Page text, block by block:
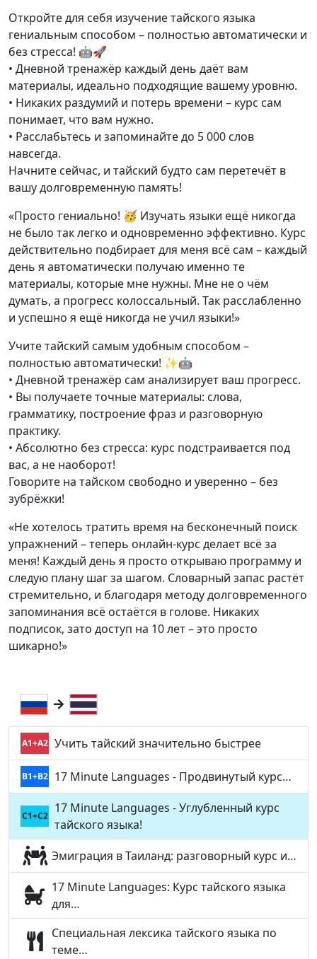
Откройте для себя изучение тайского языка
гениальным способом – полностью автоматически и
без стресса! 🤖🚀
• Дневной тренажёр каждый день даёт вам
материалы, идеально подходящие вашему уровню.
• Никаких раздумий и потерь времени – курс сам
понимает, что вам нужно.
• Расслабьтесь и запоминайте до 5 000 слов
навсегда.
Начните сейчас, и тайский будто сам перетечёт в
вашу долговременную память!
«Просто гениально! 🥳 Изучать языки ещё никогда
не было так легко и одновременно эффективно. Курс
действительно подбирает для меня всё сам – каждый
день я автоматически получаю именно те
материалы, которые мне нужны. Мне не о чём
думать, а прогресс колоссальный. Так расслабленно
и успешно я ещё никогда не учил языки!»
Учите тайский самым удобным способом –
полностью автоматически! ✨🤖
• Дневной тренажёр сам анализирует ваш прогресс.
• Вы получаете точные материалы: слова,
грамматику, построение фраз и разговорную
практику.
• Абсолютно без стресса: курс подстраивается под
вас, а не наоборот!
Говорите на тайском свободно и уверенно – без
зубрёжки!
«Не хотелось тратить время на бесконечный поиск
упражнений – теперь онлайн-курс делает всё за
меня! Каждый день я просто открываю программу и
следую плану шаг за шагом. Словарный запас растёт
стремительно, и благодаря методу долговременного
запоминания всё остаётся в голове. Никаких
подписок, зато доступ на 10 лет – это просто
шикарно!»
A1+A2 Учить тайский значительно быстрее
B1+B2 17 Minute Languages - Продвинутый курс…
C1+C2
17 Minute Languages - Углубленный курс
тайского языка!
Эмиграция в Таиланд: разговорный курс и…
17 Minute Languages: Курс тайского языка
для…
Специальная лексика тайского языка по
теме…